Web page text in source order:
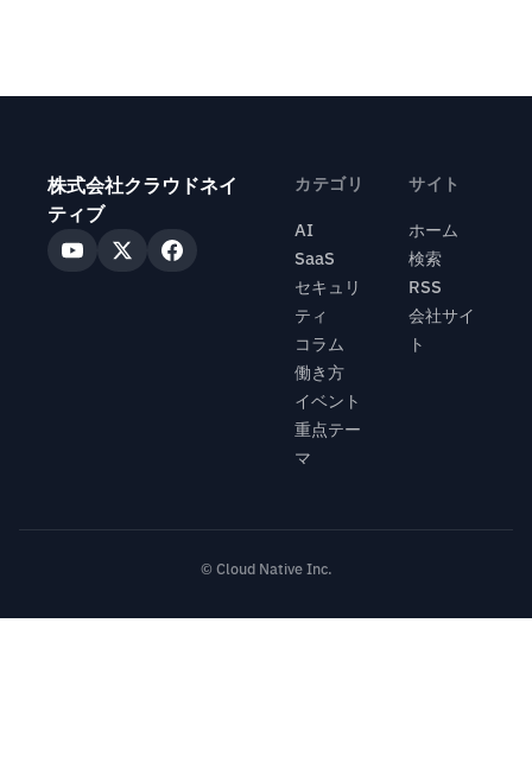
株式会社クラウドネイ
ティブ
カテゴリ
AI
SaaS
セキュリ
ティ
コラム
働き方
イベント
重点テー
マ
サイト
ホーム
検索
RSS
会社サイ
ト
© Cloud Native Inc.